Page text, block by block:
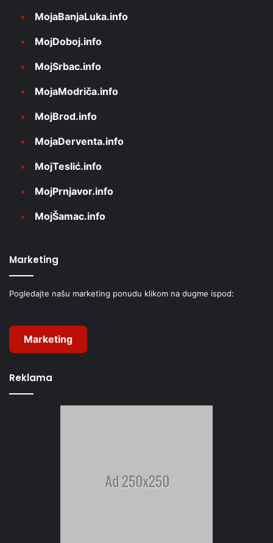
MojaBanjaLuka.info
MojDoboj.info
MojSrbac.info
MojaModriča.info
MojBrod.info
MojaDerventa.info
MojTeslić.info
MojPrnjavor.info
MojŠamac.info
Marketing
Pogledajte našu marketing ponudu klikom na dugme ispod:
Marketing
Reklama